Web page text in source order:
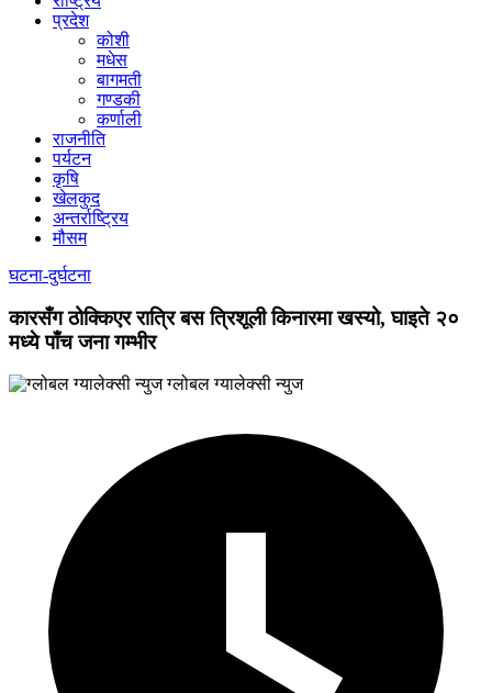
प्रदेश
कोशी
मधेस
बागमती
गण्डकी
कर्णाली
राजनीति
पर्यटन
कृषि
खेलकुद
अन्तर्राष्ट्रिय
मौसम
घटना-दुर्घटना
कारसँग ठोक्किएर रात्रि बस त्रिशूली किनारमा खस्यो, घाइते २०
मध्ये पाँच जना गम्भीर
ग्लोबल ग्यालेक्सी न्युज